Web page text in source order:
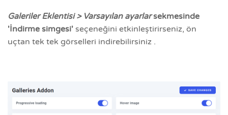
Galeriler Eklentisi > Varsayılan ayarlarsekmesinde
'İndirme simgesi' seçeneğini etkinleştirirseniz, ön
uçtan tek tek görselleri indirebilirsiniz .